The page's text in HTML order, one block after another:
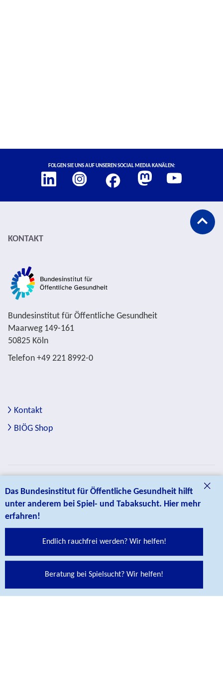
Folgen Sie uns auf unseren Social Media Kanälen:
KONTAKT
Bundesinstitut für Öffentliche Gesundheit
Maarweg 149-161
50825 Köln
Telefon +49 221 8992-0
Kontakt
BIÖG Shop
© BIÖG Das Bundesinstitut für Öffentliche Gesundheit ist
eine Fachbehörde im Geschäftsbereich des
Bundesministeriums für Gesundheit.
KONTAKT
IMPRESSUM
DATENSCHUTZ
Das Bundesinstitut für Öffentliche Gesundheit hilft
unter anderem bei Spiel- und Tabaksucht. Hier mehr
erfahren!
Endlich rauchfrei werden? Wir helfen!
Beratung bei Spielsucht? Wir helfen!